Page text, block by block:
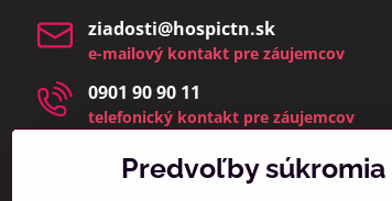
ziadosti​@hospictn​.sk
e-mailový kontakt pre záujemcov
0901 90 90 11
telefonický kontakt pre záujemcov
telefonáty a osobné návštevy prijímame
14:00
(zmeškané hovory a osobné návštevy
Predvoľby súkromia